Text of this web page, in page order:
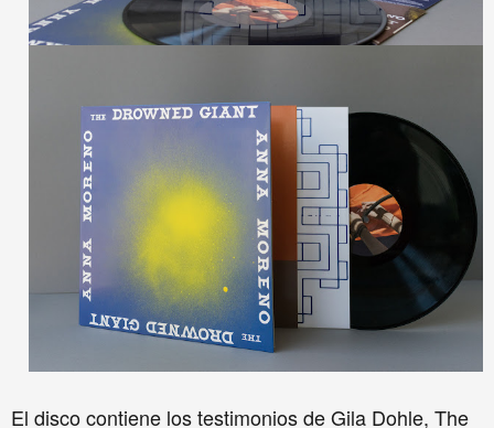
El disco contiene los testimonios de Gila Dohle, The